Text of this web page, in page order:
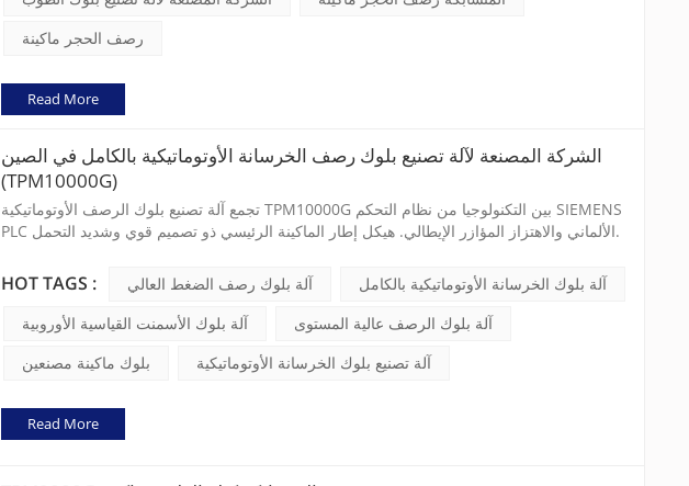
رصف الحجر ماكينة
Read More
الشركة المصنعة لآلة تصنيع بلوك رصف الخرسانة الأوتوماتيكية بالكامل في الصين
(TPM10000G)
تجمع آلة تصنيع بلوك الرصف الأوتوماتيكية TPM10000G بين التكنولوجيا من نظام التحكم SIEMENS
PLC الألماني والاهتزاز المؤازر الإيطالي. هيكل إطار الماكينة الرئيسي ذو تصميم قوي وشديد التحمل.
HOT TAGS : آلة بلوك رصف الضغط العالي
آلة بلوك الخرسانة الأوتوماتيكية بالكامل
آلة بلوك الأسمنت القياسية الأوروبية
آلة بلوك الرصف عالية المستوى
بلوك ماكينة مصنعين
آلة تصنيع بلوك الخرسانة الأوتوماتيكية
Read More